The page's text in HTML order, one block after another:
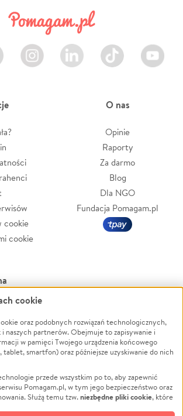
Instagram LinkedIn TikTok Youtube
cookie
cookie
O nas
Opinie
Raporty
Za darmo
Blog
Dla NGO
Fundacja Pomagam.pl
Powódź
Wichura
NGO
Edukacja
Podróż
cookie
oraz podobnych rozwiązań technologicznych,
i naszych partnerów. Obejmuje to zapisywanie i
w pamięci Twojego urządzenia końcowego
tablet, smartfon) oraz późniejsze uzyskiwanie do nich
przede wszystkim po to, aby zapewnić
Pomagam.pl, w tym jego bezpieczeństwo oraz
Służą temu tzw.niezbędne pliki cookie, które